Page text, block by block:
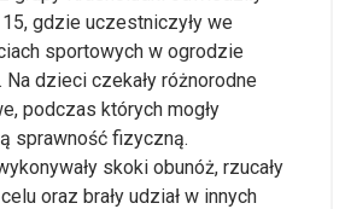
gdzie uczestniczyły we
sportowych w ogrodzie
dzieci czekały różnorodne
podczas których mogły
sprawność fizyczną.
skoki obunóż, rzucały
oraz brały udział w innych